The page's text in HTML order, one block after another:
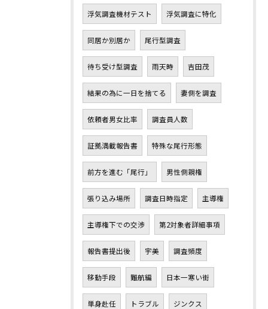
浮気調査機材テスト 浮気調査に特化
同居か別居か 尾行型調査
待ち受け型調査 雨天時 吉田茂
結果の為に一日を捨てる 妻側を調査
依頼者男女比率 調査員人数
証拠満載報告書 特殊な尾行形態
前方を進む「尾行」 男性側親権
張り込み場所 調査日時指定 主導権
主導権下での交渉 第2対象者詳細事項
報告書提出後 宇美 調査頻度
移動手段 難航編 日本一寒い街
単身赴任 トラブル ジンクス